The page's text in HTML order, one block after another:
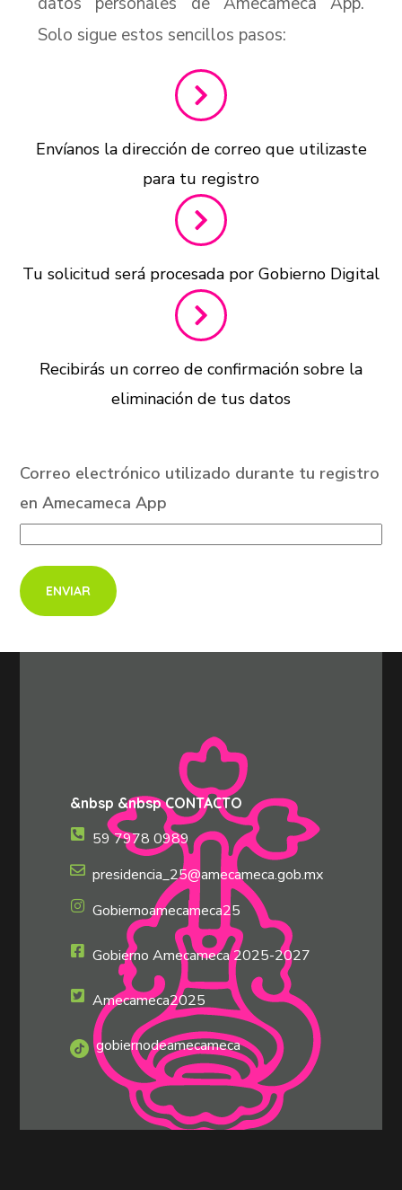
Solo sigue estos sencillos pasos:
Envíanos la dirección de correo que utilizaste
para tu registro
Tu solicitud será procesada por Gobierno Digital
Recibirás un correo de confirmación sobre la
eliminación de tus datos
Correo electrónico utilizado durante tu registro
en Amecameca App
&nbsp &nbsp CONTACTO
59 7978 0989
presidencia_25@amecameca.gob.mx
Gobiernoamecameca25
Gobierno Amecameca 2025-2027
Amecameca2025
gobiernodeamecameca